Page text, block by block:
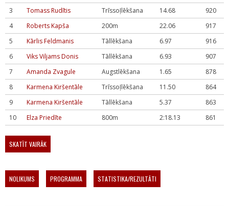
3
Tomass Rudītis Trīssoļlēkšana 14.68
920
4
Roberts Kapša 200m 22.06
917
5
Kārlis Feldmanis Tāllēkšana 6.97
916
6
Viks Viljams Donis Tāllēkšana 6.93
907
7
Amanda Zvagule Augstlēkšana 1.65
878
8
Karmena Kiršentāle Trīssoļlēkšana 11.50
864
9
Karmena Kiršentāle Tāllēkšana 5.37
863
10
Elza Priedīte 800m 2:18.13 861
SKATĪT VAIRĀK
NOLIKUMS PROGRAMMA STATISTIKA/REZULTĀTI